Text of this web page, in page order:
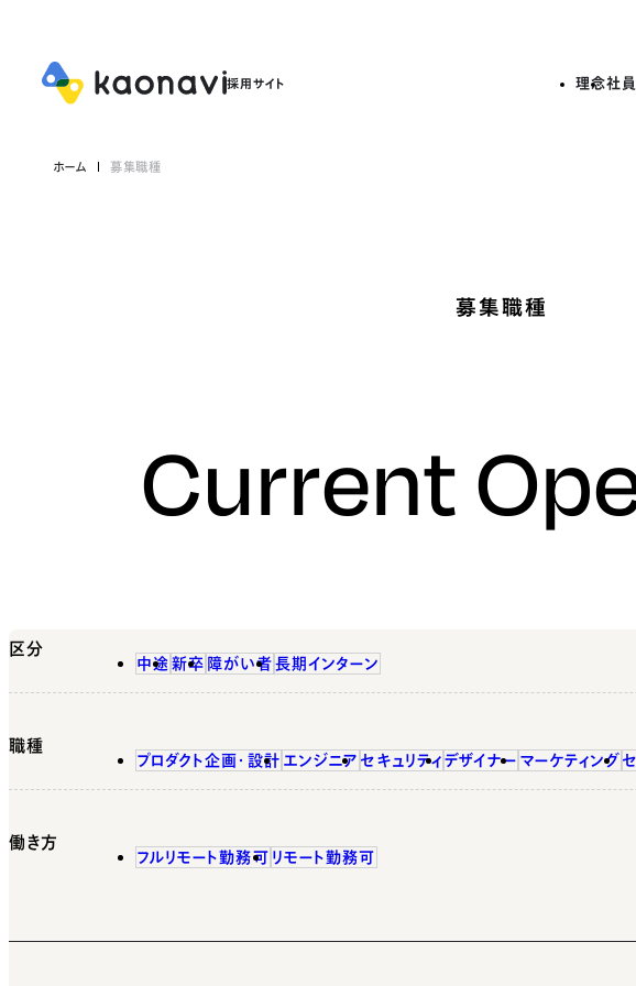
理念社
ホーム 募集職種
募集職種
Current
区分
中途 新卒 障がい者 長期インターン
職種
プロダクト企画・設計 エンジニア セキュリティ デザイナー マーケティング
働き方
フルリモート勤務可 リモート勤務可